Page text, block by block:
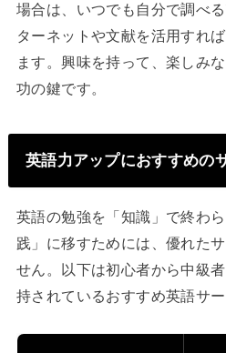
場合は、いつでも自分で調べ
ターネットや文献を活用すれ
ます。興味を持って、楽しみ
功の鍵です。
英語力アップにおすすめの
英語の勉強を「知識」で終わ
践」に移すためには、優れた
せん。以下は初心者から中級
持されているおすすめ英語サー